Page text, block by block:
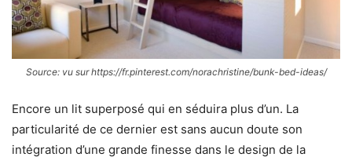
Source: vu sur https://fr.pinterest.com/norachristine/bunk-bed-ideas/
Encore un lit superposé qui en séduira plus d’un. La
particularité de ce dernier est sans aucun doute son
intégration d’une grande finesse dans le design de la